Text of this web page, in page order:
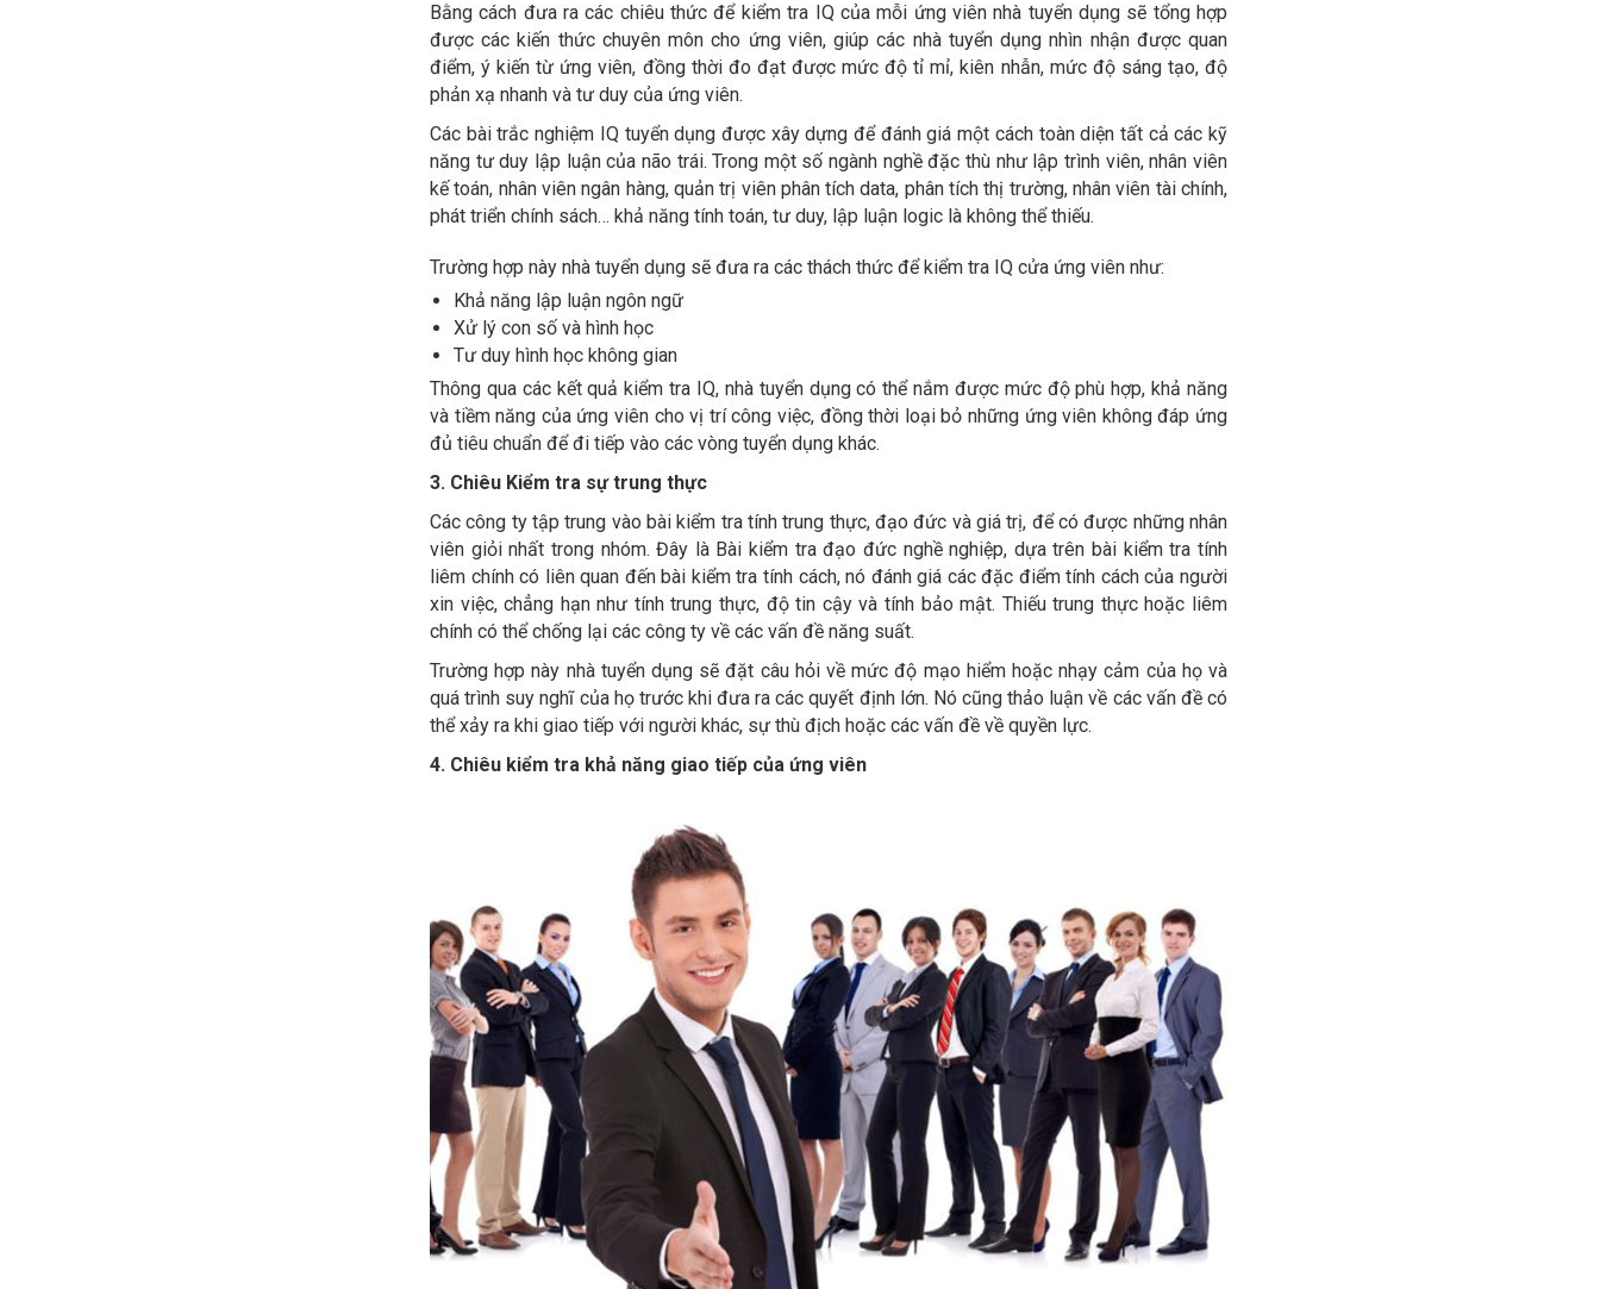
Bằng cách đưa ra các chiêu thức để kiểm tra IQ của mỗi ứng viên nhà tuyển dụng sẽ tổng hợp
được các kiến thức chuyên môn cho ứng viên, giúp các nhà tuyển dụng nhìn nhận được quan
điểm, ý kiến từ ứng viên, đồng thời đo đạt được mức độ tỉ mỉ, kiên nhẫn, mức độ sáng tạo, độ
phản xạ nhanh và tư duy của ứng viên.
Các bài trắc nghiệm IQ tuyển dụng được xây dựng để đánh giá một cách toàn diện tất cả các kỹ
năng tư duy lập luận của não trái. Trong một số ngành nghề đặc thù như lập trình viên, nhân viên
kế toán, nhân viên ngân hàng, quản trị viên phân tích data, phân tích thị trường, nhân viên tài chính,
phát triển chính sách… khả năng tính toán, tư duy, lập luận logic là không thể thiếu.
Trường hợp này nhà tuyển dụng sẽ đưa ra các thách thức để kiểm tra IQ cửa ứng viên như:
Khả năng lập luận ngôn ngữ
Xử lý con số và hình học
Tư duy hình học không gian
Thông qua các kết quả kiểm tra IQ, nhà tuyển dụng có thể nắm được mức độ phù hợp, khả năng
và tiềm năng của ứng viên cho vị trí công việc, đồng thời loại bỏ những ứng viên không đáp ứng
đủ tiêu chuẩn để đi tiếp vào các vòng tuyển dụng khác.
3. Chiêu Kiểm tra sự trung thực
Các công ty tập trung vào bài kiểm tra tính trung thực, đạo đức và giá trị, để có được những nhân
viên giỏi nhất trong nhóm. Đây là Bài kiểm tra đạo đức nghề nghiệp, dựa trên bài kiểm tra tính
liêm chính có liên quan đến bài kiểm tra tính cách, nó đánh giá các đặc điểm tính cách của người
xin việc, chẳng hạn như tính trung thực, độ tin cậy và tính bảo mật. Thiếu trung thực hoặc liêm
chính có thể chống lại các công ty về các vấn đề năng suất.
Trường hợp này nhà tuyển dụng sẽ đặt câu hỏi về mức độ mạo hiểm hoặc nhạy cảm của họ và
quá trình suy nghĩ của họ trước khi đưa ra các quyết định lớn. Nó cũng thảo luận về các vấn đề có
thể xảy ra khi giao tiếp với người khác, sự thù địch hoặc các vấn đề về quyền lực.
4. Chiêu kiểm tra khả năng giao tiếp của ứng viên